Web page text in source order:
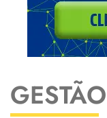
GESTÃO